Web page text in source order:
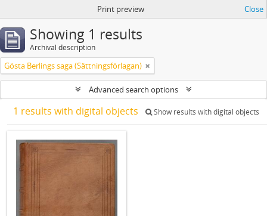
Print preview Close
Showing 1 results
Archival description
Gösta Berlings saga (Sättningsförlagan)
Advanced search options
1 results with digital objects Show results with digital objects